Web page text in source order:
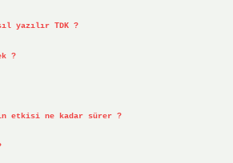
yazılır TDK ?
?
etkisi ne kadar sürer ?